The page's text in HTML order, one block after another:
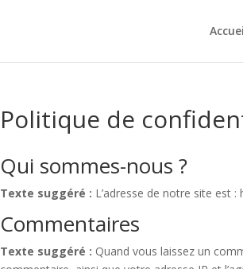
Politique de
Qui sommes-nous ?
Texte suggéré : L’adresse de notre site est
Commentaires
Texte suggéré : Quand vous laissez un